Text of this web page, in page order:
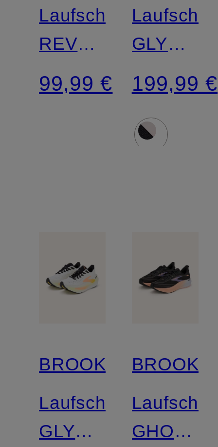
Laufschuhe
REVEL
9
99,99 €
MAX 2
199,99 €
BROOKS
Laufschuhe
GLYCERIN
BROOKS
GHOST